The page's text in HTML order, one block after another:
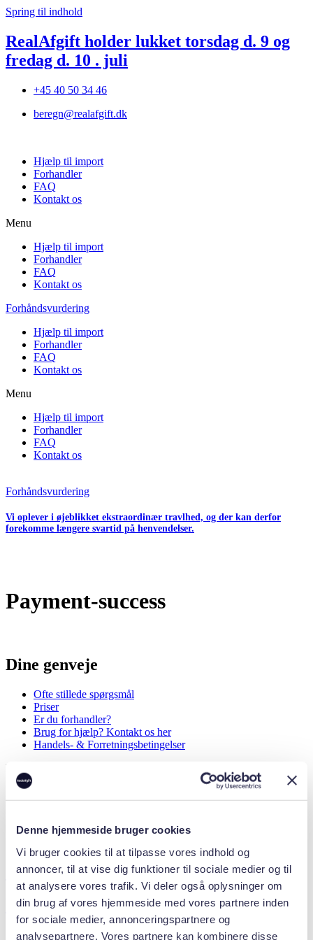
Denne hjemmeside bruger cookies
Vi bruger cookies til at tilpasse vores indhold og
annoncer, til at vise dig funktioner til sociale medier og til
at analysere vores trafik. Vi deler også oplysninger om
din brug af vores hjemmeside med vores partnere inden
for sociale medier, annonceringspartnere og
analysepartnere. Vores partnere kan kombinere disse
Spring til indhold
RealAfgift holder lukket torsdag d. 9 og
fredag d. 10 . juli
+45 40 50 34 46
beregn@realafgift.dk
Hjælp til import
Forhandler
FAQ
Kontakt os
Menu
Hjælp til import
Forhandler
FAQ
Kontakt os
Forhåndsvurdering
Hjælp til import
Forhandler
FAQ
Kontakt os
Menu
Hjælp til import
Forhandler
FAQ
Kontakt os
Forhåndsvurdering
Vi oplever i øjeblikket ekstraordinær travlhed, og der kan derfor
forekomme længere svartid på henvendelser.
Payment-success
Dine genveje
Ofte stillede spørgsmål
Priser
Er du forhandler?
Brug for hjælp? Kontakt os her
Handels- & Forretningsbetingelser
Menu
Priser
Brug for hjælp? Kontakt os her
+45 40 50 34 46
beregn@realafgift.dk